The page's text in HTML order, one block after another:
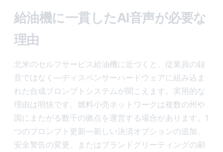
給油機に一貫したAI音声が必要な
理由
北米のセルフサービス給油機に近づくと、従業員の録
音ではなく—ディスペンサーハードウェアに組み込ま
れた合成プロンプトシステムが聞こえます。実用的な
理由は明快です。燃料小売ネットワークは複数の州や
国にまたがる数千の拠点を運営する場合があります。1
つのプロンプト更新—新しい決済オプションの追加、
安全警告の変更、またはブランドグリーティングの刷